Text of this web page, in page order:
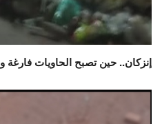
إنزكان.. حين تصبح الحاويات فارغة